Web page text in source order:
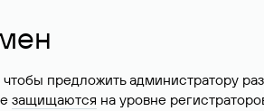
предложить администратору
защищаются на уровне